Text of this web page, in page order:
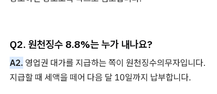
Q2. 원천징수 8.8%는 누가 내나요?
A2. 영업권 대가를 지급하는 쪽이 원천징수의무자입니다.
지급할 때 세액을 떼어 다음 달 10일까지 납부합니다.